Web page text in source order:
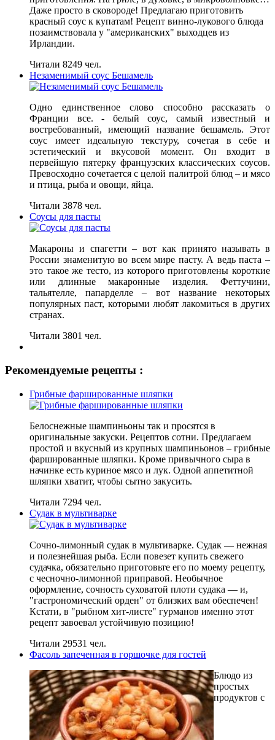
Даже просто в сковороде! Предлагаю приготовить
красный соус к купатам! Рецепт винно-лукового блюда
позаимствовала у "американских" выходцев из
Ирландии.
Читали 8249 чел.
Незаменимый соус Бешамель
Одно единственное слово способно рассказать о
Франции все. - белый соус, самый известный и
востребованный, имеющий название бешамель. Этот
соус имеет идеальную текстуру, сочетая в себе и
эстетический и вкусовой момент. Он входит в
первейшую пятерку французских классических соусов.
Превосходно сочетается с целой палитрой блюд – и мясо
и птица, рыба и овощи, яйца.
Читали 3878 чел.
Соусы для пасты
Макароны и спагетти – вот как принято называть в
России знаменитую во всем мире пасту. А ведь паста –
это такое же тесто, из которого приготовлены короткие
или длинные макаронные изделия. Феттучини,
тальятелле, папарделле – вот название некоторых
популярных паст, которыми любят лакомиться в других
странах.
Читали 3801 чел.
Рекомендуемые рецепты :
Грибные фаршированные шляпки
Белоснежные шампиньоны так и просятся в
оригинальные закуски. Рецептов сотни. Предлагаем
простой и вкусный из крупных шампиньонов – грибные
фаршированные шляпки. Кроме привычного сыра в
начинке есть куриное мясо и лук. Одной аппетитной
шляпки хватит, чтобы сытно закусить.
Читали 7294 чел.
Судак в мультиварке
Сочно-лимонный судак в мультиварке. Судак — нежная
и полезнейшая рыба. Если повезет купить свежего
судачка, обязательно приготовьте его по моему рецепту,
с чесночно-лимонной приправой. Необычное
оформление, сочность суховатой плоти судака — и,
"гастрономический орден" от близких вам обеспечен!
Кстати, в "рыбном хит-листе" гурманов именно этот
рецепт завоевал устойчивую позицию!
Читали 29531 чел.
Фасоль запеченная в горшочке для гостей
Блюдо из
простых
продуктов с